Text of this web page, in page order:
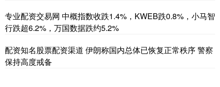
专业配资交易网 中概指数收跌1.4%，KWEB跌0.8%，小马智
行跌超6.2%，万国数据跌约5.2%
配资知名股票配资渠道 伊朗称国内总体已恢复正常秩序 警察
保持高度戒备